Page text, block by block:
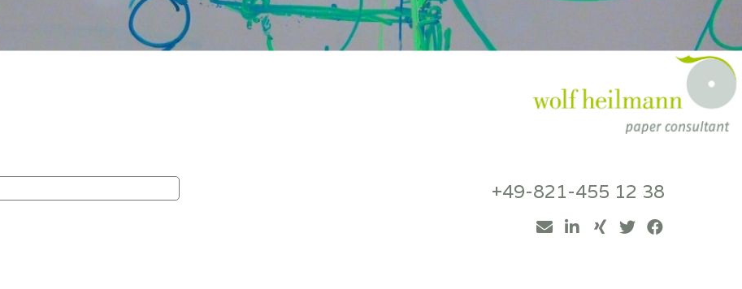
+49-821-455 12 38